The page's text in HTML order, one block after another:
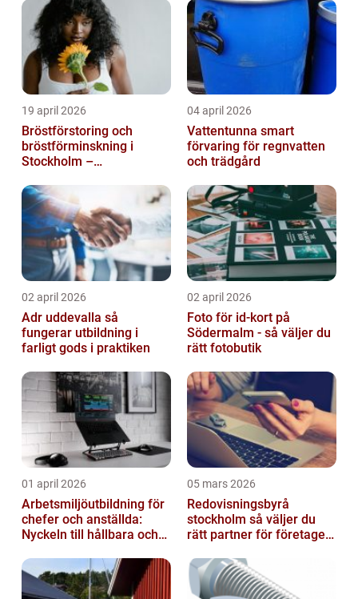
19 april 2026
Bröstförstoring och
bröstförminskning i
Stockholm –
04 april 2026
Vattentunna smart
förvaring för regnvatten
och trädgård
02 april 2026
Adr uddevalla så
fungerar utbildning i
farligt gods i praktiken
02 april 2026
Foto för id-kort på
Södermalm - så väljer du
rätt fotobutik
01 april 2026
Arbetsmiljöutbildning för
chefer och anställda:
Nyckeln till hållbara och
05 mars 2026
Redovisningsbyrå
stockholm så väljer du
rätt partner för företagets